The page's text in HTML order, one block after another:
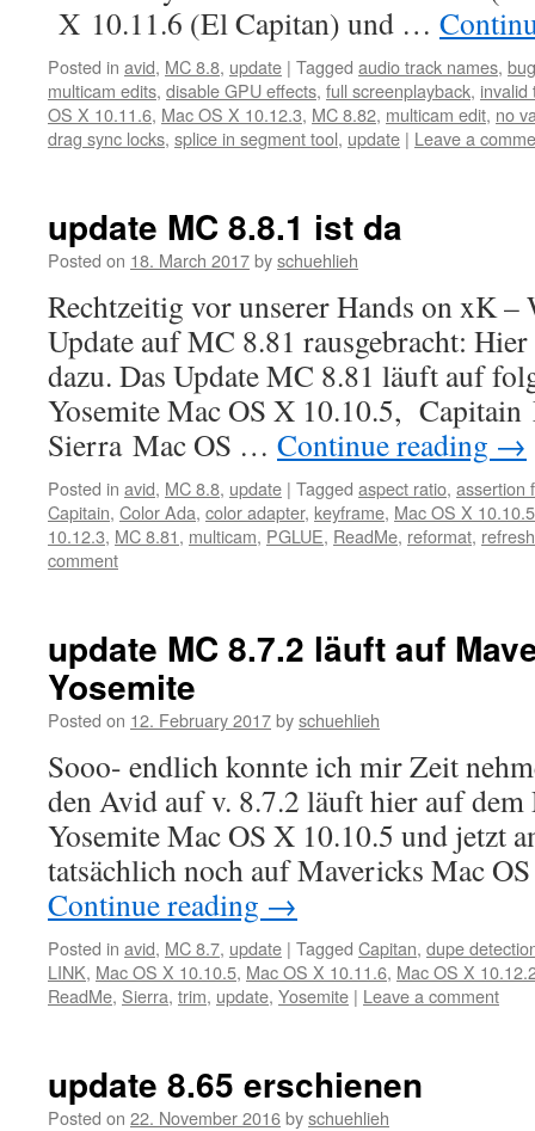
X 10.11.6 (El Capitan) und …
Posted in avid, MC 8.8, update | Tagged audio track names,
multicam edits, disable GPU effects, full screenplayback, invalid
OS X 10.11.6, Mac OS X 10.12.3, MC 8.82, multicam edit, no
drag sync locks, splice in segment tool, update | Leave a
update MC 8.8.1 ist da
Posted on 18. March 2017byschuehlieh
Rechtzeitig vor unserer Hands on xK –
Update auf MC 8.81 rausgebracht:
dazu. Das Update MC 8.81 läuft auf
Yosemite Mac OS X 10.10.5,
Sierra Mac OS … Continue reading →
Posted in avid, MC 8.8, update | Tagged aspect ratio, assertion
Capitain, Color Ada, color adapter, keyframe, Mac OS X 10.10.5
10.12.3, MC 8.81, multicam, PGLUE, ReadMe, reformat, refresh
comment
update MC 8.7.2 läuft auf
Yosemite
Posted on 12. February 2017byschuehlieh
Sooo- endlich konnte ich mir Zeit
den Avid auf v. 8.7.2 läuft hier auf
Yosemite Mac OS X 10.10.5 und jetzt
tatsächlich noch auf Mavericks Mac
Continue reading →
Posted in avid, MC 8.7, update | Tagged Capitan, dupe
LINK, Mac OS X 10.10.5, Mac OS X 10.11.6, Mac OS X
ReadMe, Sierra, trim, update, Yosemite | Leave a comment
update 8.65 erschienen
Posted on 22. November 2016byschuehlieh